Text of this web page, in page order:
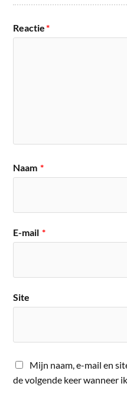
Reactie*
Naam *
E-mail *
Site
Mijn naam, e-mail en
de volgende keer wanneer